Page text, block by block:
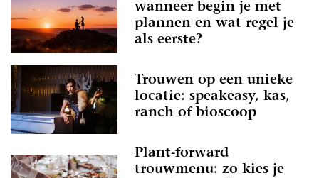
wanneer begin je met
plannen en wat regel je
als eerste?
Trouwen op een unieke
locatie: speakeasy, kas,
ranch of bioscoop
Plant-forward
trouwmenu: zo kies je